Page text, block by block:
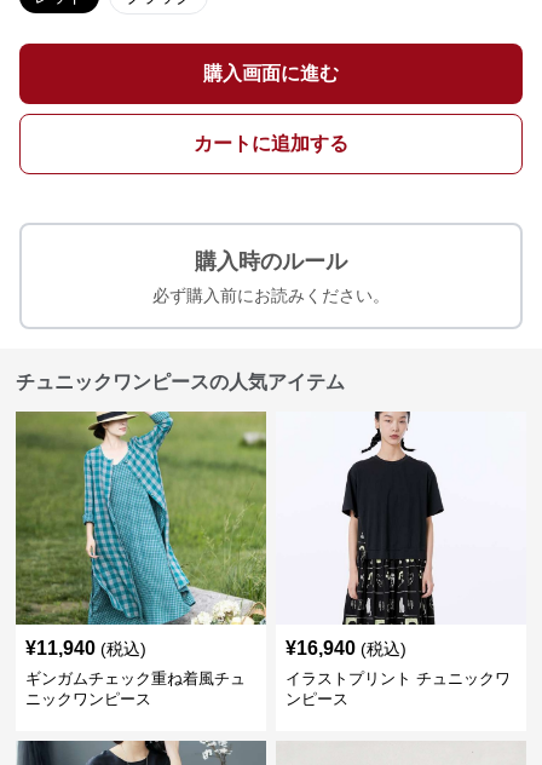
購入画面に進む
カートに追加する
購入時のルール
必ず購入前にお読みください。
チュニックワンピースの人気アイテム
¥11,940 (税込)
ギンガムチェック重ね着風チュ
ニックワンピース
¥16,940 (税込)
イラストプリント チュニックワ
ンピース